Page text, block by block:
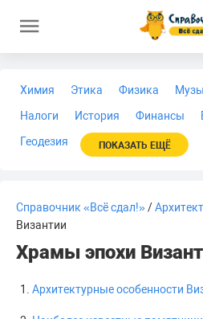
Химия Этика Физика
Налоги
История Финансы
Геодезия
ПОКАЗАТЬ ЕЩЁ
Справочник «Всё сдал!»/
Византии
Храмы эпохи
Архитектурные особенности